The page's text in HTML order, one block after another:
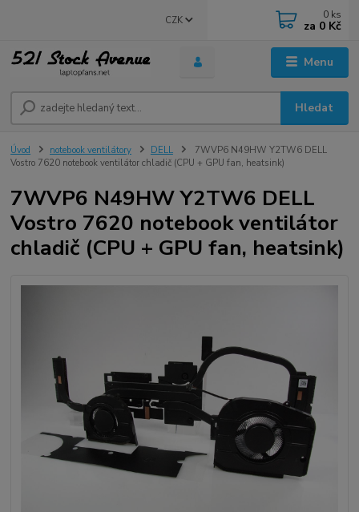
Menu
CZK
Hledat
0 ks
za 0 Kč
Úvod notebook ventilátory DELL
7WVP6 N49HW Y2TW6 DELL
Vostro 7620 notebook ventilátor chladič (CPU + GPU fan, heatsink)
7WVP6 N49HW Y2TW6 DELL
Vostro 7620 notebook ventilátor
chladič (CPU + GPU fan, heatsink)